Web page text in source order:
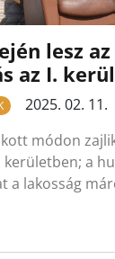
lesz
az I.
2025. 02. 11.
módon
kerületben; a
a lakosság